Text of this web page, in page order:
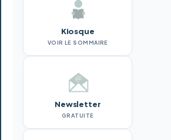
Kiosque
VOIR LE SOMMAIRE
Newsletter
GRATUITE